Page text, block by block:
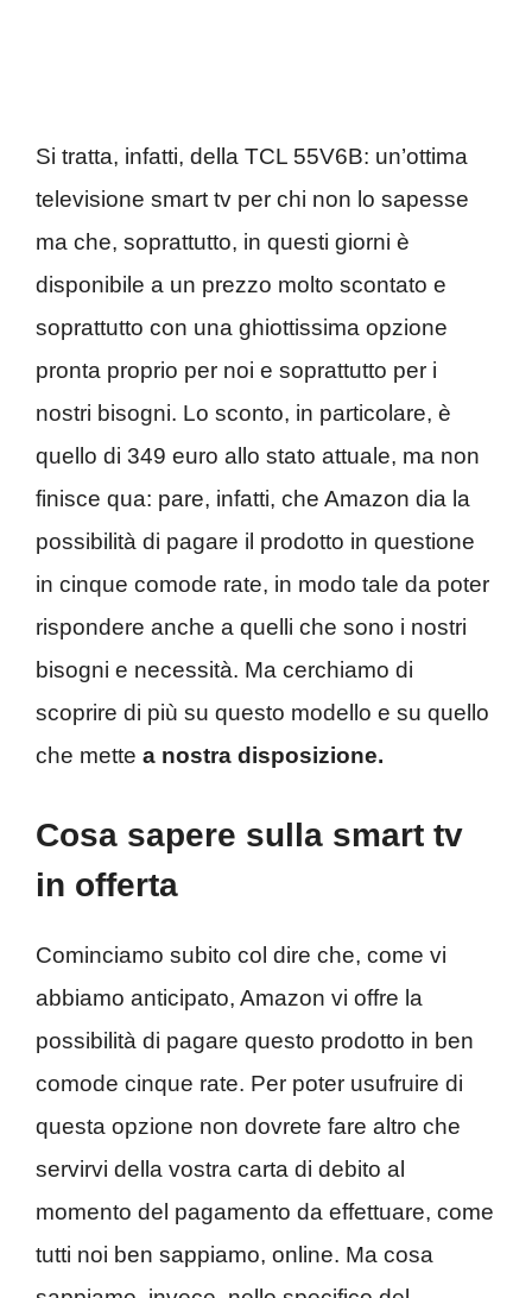
Si tratta, infatti, della TCL 55V6B: un’ottima
televisione smart tv per chi non lo sapesse
ma che, soprattutto, in questi giorni è
disponibile a un prezzo molto scontato e
soprattutto con una ghiottissima opzione
pronta proprio per noi e soprattutto per i
nostri bisogni. Lo sconto, in particolare, è
quello di 349 euro allo stato attuale, ma non
finisce qua: pare, infatti, che Amazon dia la
possibilità di pagare il prodotto in questione
in cinque comode rate, in modo tale da poter
rispondere anche a quelli che sono i nostri
bisogni e necessità. Ma cerchiamo di
scoprire di più su questo modello e su quello
che mette a nostra disposizione.
Cosa sapere sulla smart tv
in offerta
Cominciamo subito col dire che, come vi
abbiamo anticipato, Amazon vi offre la
possibilità di pagare questo prodotto in ben
comode cinque rate. Per poter usufruire di
questa opzione non dovrete fare altro che
servirvi della vostra carta di debito al
momento del pagamento da effettuare, come
tutti noi ben sappiamo, online. Ma cosa